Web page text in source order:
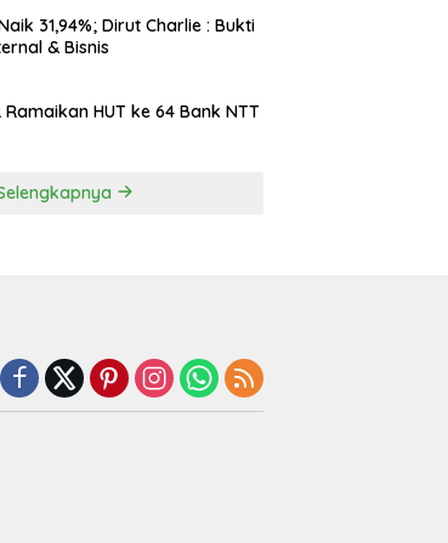
31,94%; Dirut Charlie : Bukti
& Bisnis
Ramaikan HUT ke 64 Bank NTT